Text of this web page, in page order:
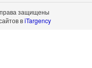
защищены
вiTargency